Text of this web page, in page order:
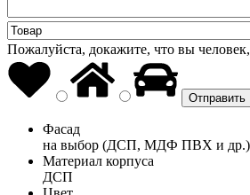
Пожалуйста, докажите, что вы
Фасад
на выбор (ДСП, МДФ ПВХ и др.)
Материал корпуса
ДСП